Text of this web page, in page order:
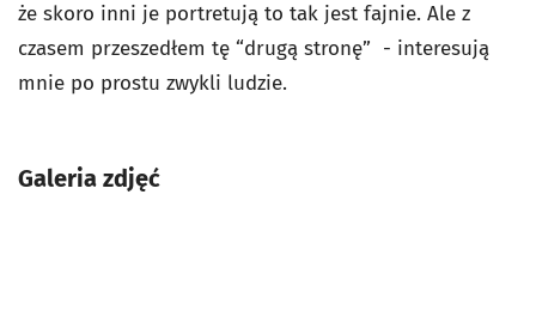
że skoro inni je portretują to tak jest fajnie. Ale z
czasem przeszedłem tę “drugą stronę” - interesują
mnie po prostu zwykli ludzie.
Galeria zdjęć